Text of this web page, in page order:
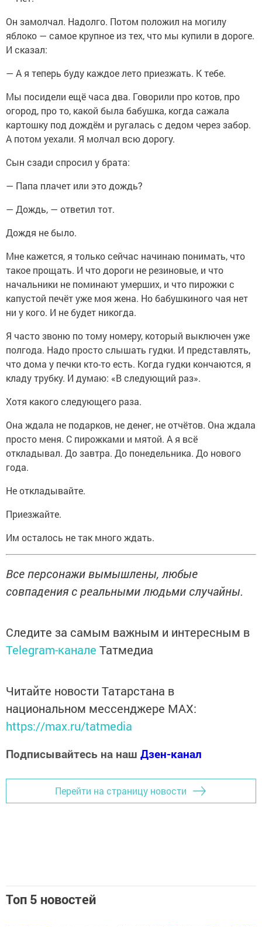
Он замолчал. Надолго. Потом положил на могилу
яблоко — самое крупное из тех, что мы купили в дороге.
И сказал:
— А я теперь буду каждое лето приезжать. К тебе.
Мы посидели ещё часа два. Говорили про котов, про
огород, про то, какой была бабушка, когда сажала
картошку под дождём и ругалась с дедом через забор.
А потом уехали. Я молчал всю дорогу.
Сын сзади спросил у брата:
— Папа плачет или это дождь?
— Дождь, — ответил тот.
Дождя не было.
Мне кажется, я только сейчас начинаю понимать, что
такое прощать. И что дороги не резиновые, и что
начальники не поминают умерших, и что пирожки с
капустой печёт уже моя жена. Но бабушкиного чая нет
ни у кого. И не будет никогда.
Я часто звоню по тому номеру, который выключен уже
полгода. Надо просто слышать гудки. И представлять,
что дома у печки кто-то есть. Когда гудки кончаются, я
кладу трубку. И думаю: «В следующий раз».
Хотя какого следующего раза.
Она ждала не подарков, не денег, не отчётов. Она ждала
просто меня. С пирожками и мятой. А я всё
откладывал. До завтра. До понедельника. До нового
года.
Не откладывайте.
Приезжайте.
Им осталось не так много ждать.
Все персонажи вымышлены, любые
совпадения с реальными людьми случайны.
Следите за самым важным и интересным в
Telegram-канале Татмедиа
Читайте новости Татарстана в
национальном мессенджере MАХ:
https://max.ru/tatmedia
Подписывайтесь на наш Дзен-канал
Перейти на страницу новости
Топ 5 новостей